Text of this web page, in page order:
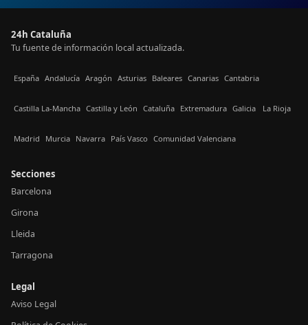
24h Cataluña
Tu fuente de información local actualizada.
España Andalucía Aragón Asturias Baleares Canarias Cantabria
Castilla La-Mancha Castilla y León Cataluña Extremadura Galicia La Rioja
Madrid Murcia Navarra País Vasco Comunidad Valenciana
Secciones
Barcelona
Girona
Lleida
Tarragona
Legal
Aviso Legal